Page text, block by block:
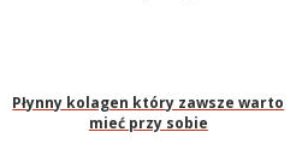
Płynny kolagen który zawsze warto
mieć przy sobie